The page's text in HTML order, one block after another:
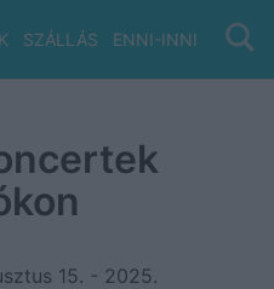
SZÁLLÁS ENNI-INNI VIZ/
15. - 2025.